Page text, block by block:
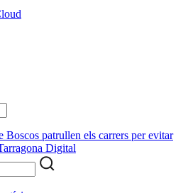
patrullen els carrers per evitar
Digital